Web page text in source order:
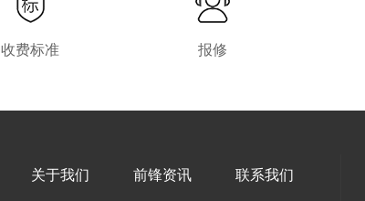
收费标准 报修
关于我们 前锋资讯 联系我们